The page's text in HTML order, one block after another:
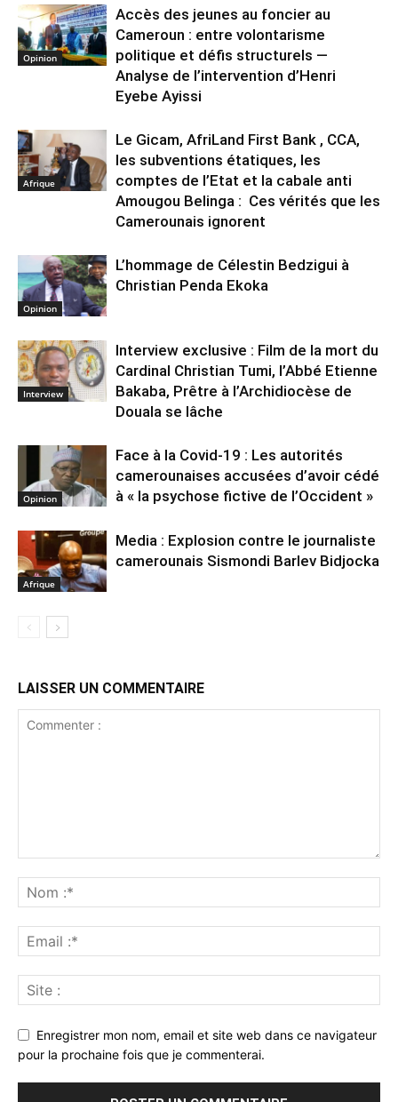
Opinion
Accès des jeunes au foncier au
Cameroun : entre volontarisme
politique et défis structurels —
Analyse de l’intervention d’Henri
Eyebe Ayissi
Afrique
Le Gicam, AfriLand First Bank , CCA,
les subventions étatiques, les
comptes de l’Etat et la cabale anti
Amougou Belinga : Ces vérités que les
Camerounais ignorent
Opinion
L’hommage de Célestin Bedzigui à
Christian Penda Ekoka
Interview
Interview exclusive : Film de la mort du
Cardinal Christian Tumi, l’Abbé Etienne
Bakaba, Prêtre à l’Archidiocèse de
Douala se lâche
Opinion
Face à la Covid-19 : Les autorités
camerounaises accusées d’avoir cédé
à « la psychose fictive de l’Occident »
Afrique
Media : Explosion contre le journaliste
camerounais Sismondi Barlev Bidjocka
LAISSER UN COMMENTAIRE
Enregistrer mon nom, email et site web dans ce navigateur
pour la prochaine fois que je commenterai.